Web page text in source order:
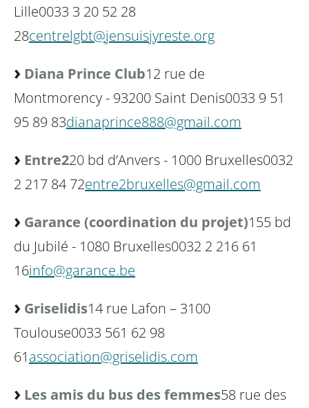
Lille0033 3 20 52 28
28centrelgbt@jensuisjyreste.org
Diana Prince Club12 rue de
Montmorency - 93200 Saint Denis0033 9 51
95 89 83dianaprince888@gmail.com
Entre220 bd d’Anvers - 1000 Bruxelles0032
2 217 84 72entre2bruxelles@gmail.com
Garance (coordination du projet)155 bd
du Jubilé - 1080 Bruxelles0032 2 216 61
16info@garance.be
Griselidis14 rue Lafon – 3100
Toulouse0033 561 62 98
61association@griselidis.com
Les amis du bus des femmes58 rue des